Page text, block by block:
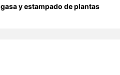
y estampado de plantas